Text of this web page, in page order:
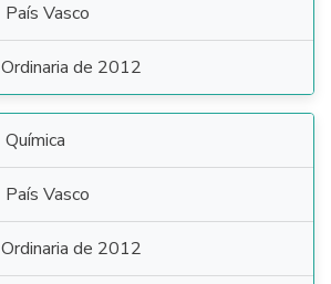
País Vasco
Ordinaria de 2012
Química
País Vasco
Ordinaria de 2012